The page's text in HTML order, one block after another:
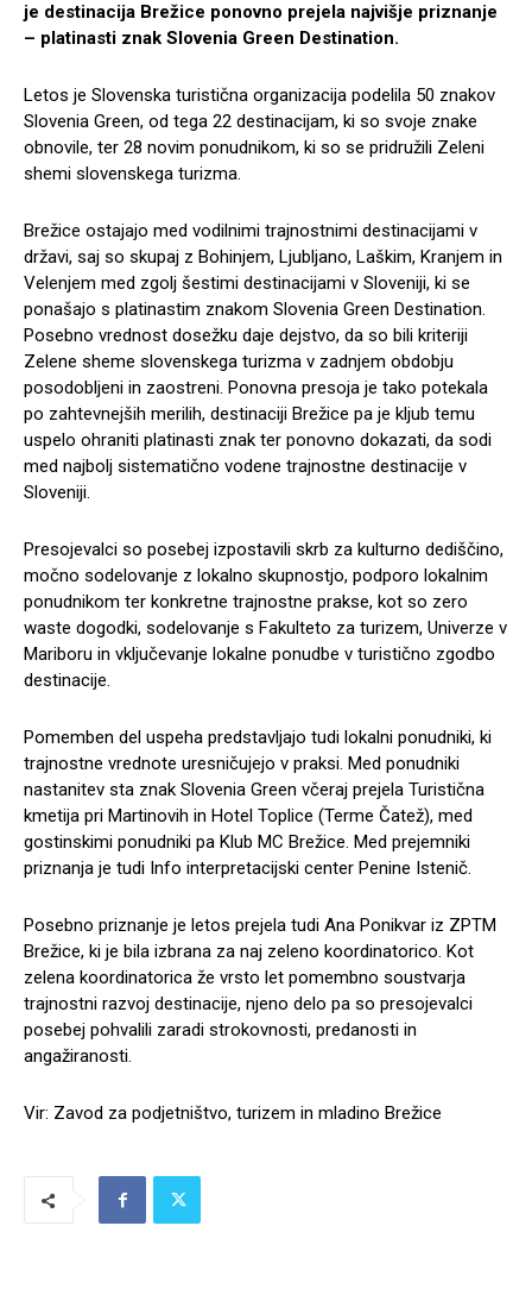
je destinacija Brežice ponovno prejela najvišje priznanje
– platinasti znak Slovenia Green Destination.
Letos je Slovenska turistična organizacija podelila 50 znakov
Slovenia Green, od tega 22 destinacijam, ki so svoje znake
obnovile, ter 28 novim ponudnikom, ki so se pridružili Zeleni
shemi slovenskega turizma.
Brežice ostajajo med vodilnimi trajnostnimi destinacijami v
državi, saj so skupaj z Bohinjem, Ljubljano, Laškim, Kranjem in
Velenjem med zgolj šestimi destinacijami v Sloveniji, ki se
ponašajo s platinastim znakom Slovenia Green Destination.
Posebno vrednost dosežku daje dejstvo, da so bili kriteriji
Zelene sheme slovenskega turizma v zadnjem obdobju
posodobljeni in zaostreni. Ponovna presoja je tako potekala
po zahtevnejših merilih, destinaciji Brežice pa je kljub temu
uspelo ohraniti platinasti znak ter ponovno dokazati, da sodi
med najbolj sistematično vodene trajnostne destinacije v
Sloveniji.
Presojevalci so posebej izpostavili skrb za kulturno dediščino,
močno sodelovanje z lokalno skupnostjo, podporo lokalnim
ponudnikom ter konkretne trajnostne prakse, kot so zero
waste dogodki, sodelovanje s Fakulteto za turizem, Univerze v
Mariboru in vključevanje lokalne ponudbe v turistično zgodbo
destinacije.
Pomemben del uspeha predstavljajo tudi lokalni ponudniki, ki
trajnostne vrednote uresničujejo v praksi. Med ponudniki
nastanitev sta znak Slovenia Green včeraj prejela Turistična
kmetija pri Martinovih in Hotel Toplice (Terme Čatež), med
gostinskimi ponudniki pa Klub MC Brežice. Med prejemniki
priznanja je tudi Info interpretacijski center Penine Istenič.
Posebno priznanje je letos prejela tudi Ana Ponikvar iz ZPTM
Brežice, ki je bila izbrana za naj zeleno koordinatorico. Kot
zelena koordinatorica že vrsto let pomembno soustvarja
trajnostni razvoj destinacije, njeno delo pa so presojevalci
posebej pohvalili zaradi strokovnosti, predanosti in
angažiranosti.
Vir: Zavod za podjetništvo, turizem in mladino Brežice